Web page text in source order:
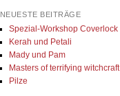
NEUESTE BEITRÄGE
Spezial-Workshop Coverlock
Kerah und Petali
Mady und Pam
Masters of terrifying witchcraft
Pilze